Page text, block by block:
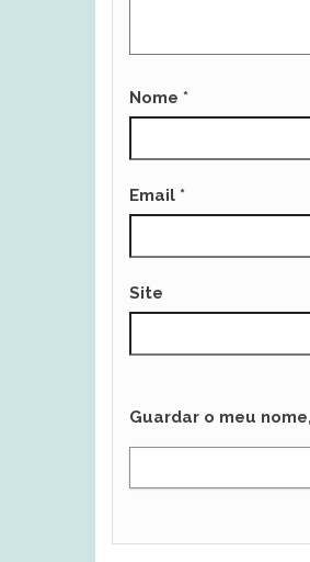
Nome *
Email *
Site
Guardar o meu